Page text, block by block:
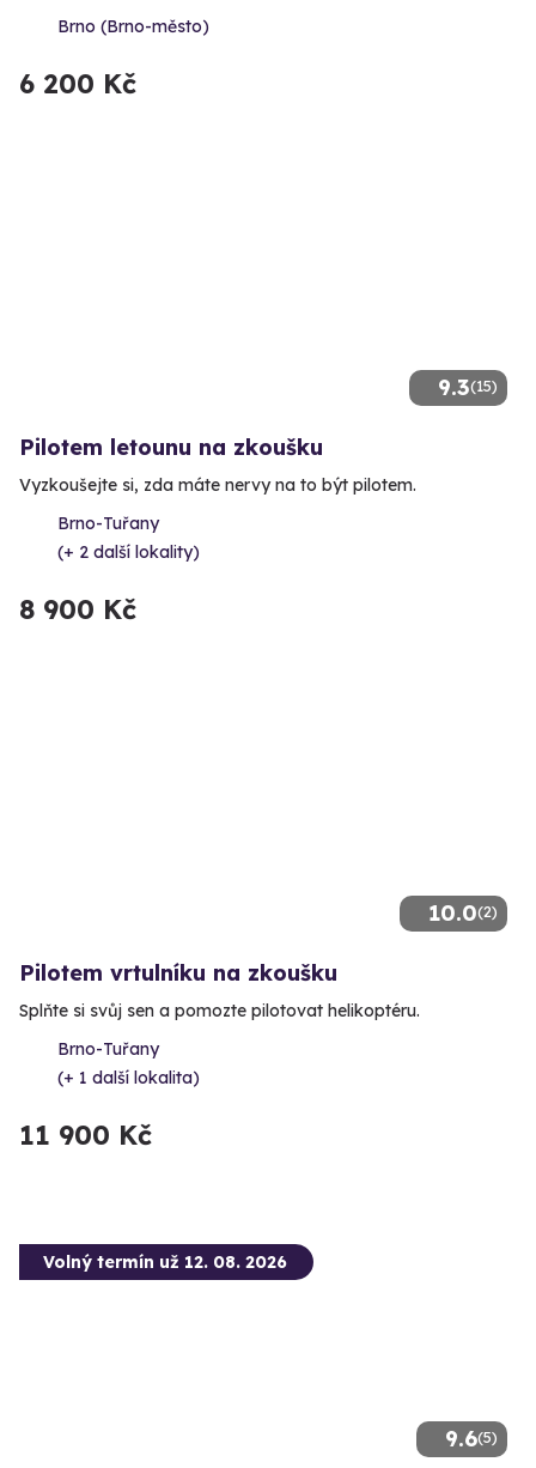
Brno (Brno-město)
6 200 Kč
9.3(15)
Pilotem letounu na zkoušku
Vyzkoušejte si, zda máte nervy na to být pilotem.
Brno-Tuřany
(+ 2 další lokality)
8 900 Kč
10.0(2)
Pilotem vrtulníku na zkoušku
Splňte si svůj sen a pomozte pilotovat helikoptéru.
Brno-Tuřany
(+ 1 další lokalita)
11 900 Kč
9.6(5)
Volný termín už 12. 08. 2026